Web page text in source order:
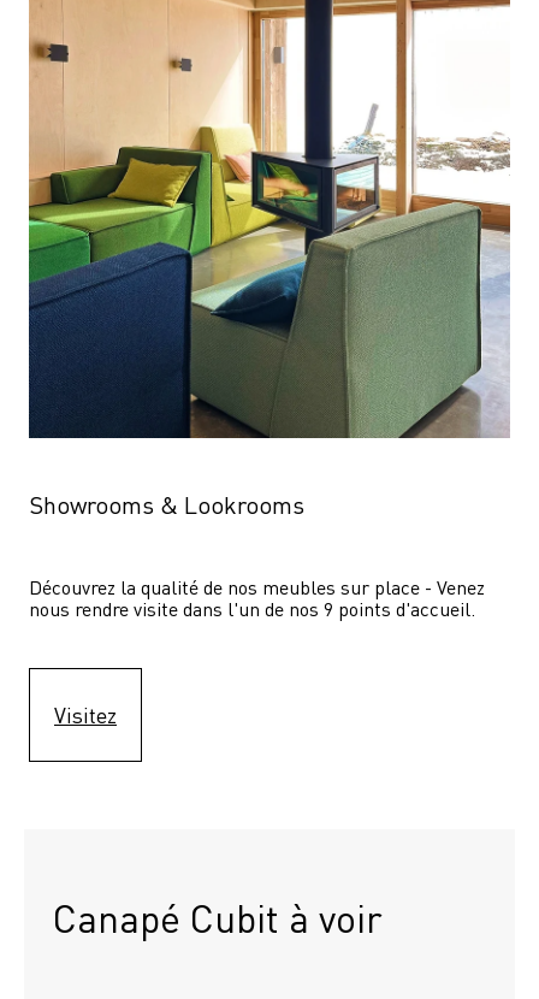
Showrooms & Lookrooms
Découvrez la qualité de nos meubles sur place - Venez
nous rendre visite dans l'un de nos 9 points d'accueil.
Visitez
Canapé Cubit à voir